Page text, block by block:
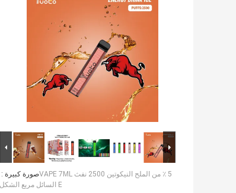
صورة كبيرة :5 ٪ من الملح النيكوتين 2500 نفث VAPE 7ML
E السائل مربع الشكل